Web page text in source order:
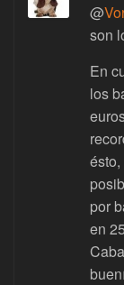
@
son
En
los
por
en